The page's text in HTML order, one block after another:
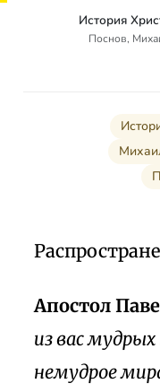
История
Поснов,
Апостол
из вас
немудрое